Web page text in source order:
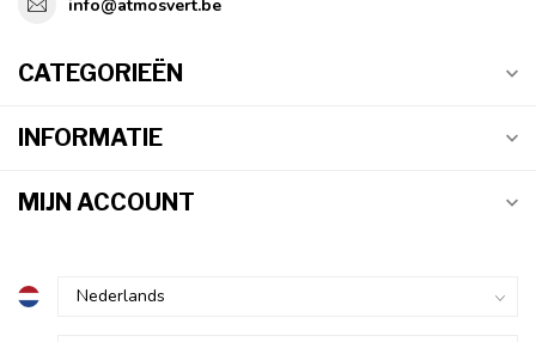
info@atmosvert.be
CATEGORIEËN
INFORMATIE
MIJN ACCOUNT